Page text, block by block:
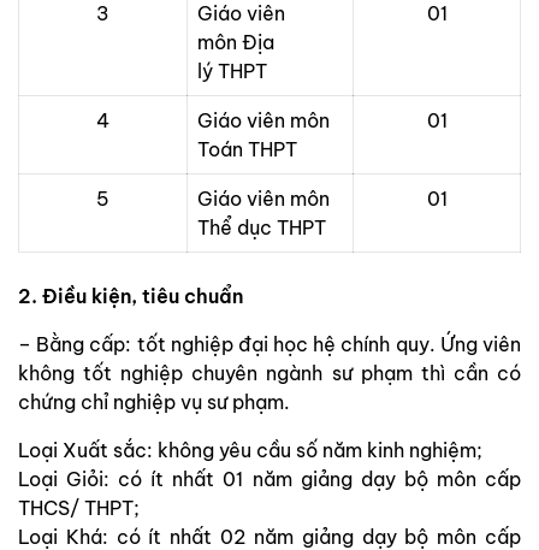
3
Giáo viên
môn Địa
lý THPT
01
4
Giáo viên môn
Toán THPT
01
5
Giáo viên môn
Thể dục THPT
01
2. Điều kiện, tiêu chuẩn
– Bằng cấp: tốt nghiệp đại học hệ chính quy. Ứng viên
không tốt nghiệp chuyên ngành sư phạm thì cần có
chứng chỉ nghiệp vụ sư phạm.
Loại Xuất sắc: không yêu cầu số năm kinh nghiệm;
Loại Giỏi: có ít nhất 01 năm giảng dạy bộ môn cấp
THCS/ THPT;
Loại Khá: có ít nhất 02 năm giảng dạy bộ môn cấp